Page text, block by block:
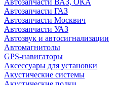
Автозапчасти ВАЗ, ОКА
Автозапчасти ГАЗ
Автозапчасти Москвич
Автозапчасти УАЗ
Автозвук и автосигнализации
Автомагнитолы
GPS-навигаторы
Аксессуары для установки
Акустические системы